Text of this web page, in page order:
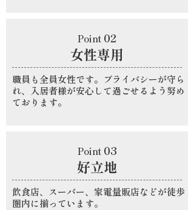
Point 02
女性専用
職員も全員女性です。プライバシーが守ら
れ、入居者様が安心して過ごせるよう努め
ております。
Point 03
​好立地
飲食店、スーパー、家電量販店などが徒歩
圏内に揃っています。